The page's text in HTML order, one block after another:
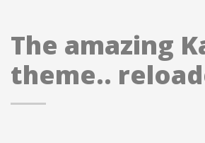
The amazing
theme..